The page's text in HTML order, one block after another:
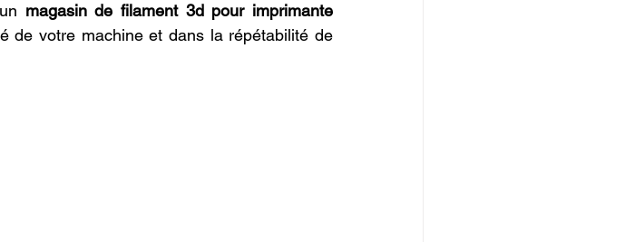
magasin de filament 3d pour imprimante
de votre machine et dans la répétabilité de